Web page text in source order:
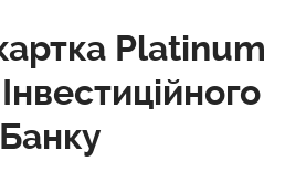
Platinum
Банку